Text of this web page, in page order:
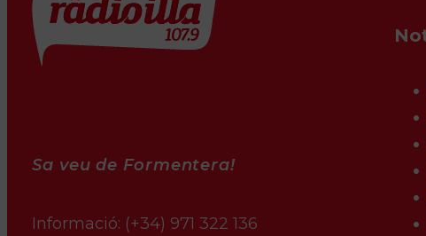
Sa veu de Formentera!
Informació: (+34) 971 322 136